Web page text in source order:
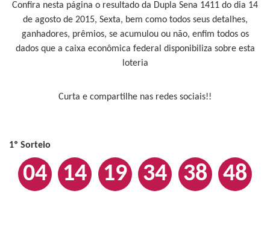
Confira nesta página o resultado da Dupla Sena 1411 do dia 14
de agosto de 2015, Sexta, bem como todos seus detalhes,
ganhadores, prêmios, se acumulou ou não, enfim todos os
dados que a caixa econômica federal disponibiliza sobre esta
loteria
Curta e compartilhe nas redes sociais!!
1º Sorteio
04 14 19 34 38 48